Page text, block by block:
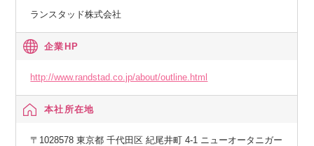
ランスタッド株式会社
企業HP
http://www.randstad.co.jp/about/outline.html
本社所在地
〒1028578 東京都 千代田区 紀尾井町 4-1 ニューオータニガー